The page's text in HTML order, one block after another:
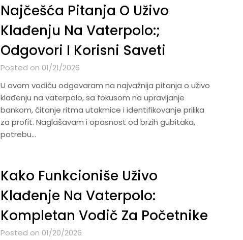
Najčešća Pitanja O Uživo
Klađenju Na Vaterpolo:;
Odgovori I Korisni Saveti
Posted on 01/21/2026
U ovom vodiču odgovaram na najvažnija pitanja o uživo
klađenju na vaterpolo, sa fokusom na upravljanje
bankom, čitanje ritma utakmice i identifikovanje prilika
za profit. Naglašavam i opasnost od brzih gubitaka,
potrebu…
Kako Funkcioniše Uživo
Klađenje Na Vaterpolo:
Kompletan Vodič Za Početnike
Posted on 01/20/2026